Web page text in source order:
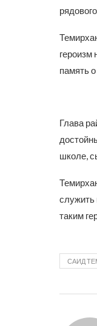
героизм
память
Глава
школе,
служить
таким
САИД